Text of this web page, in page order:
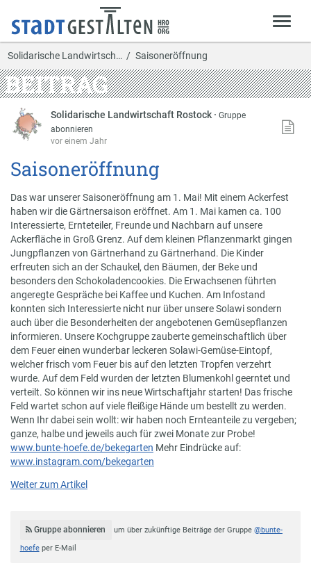
Solidarische Landwirtsch… Saisoneröffnung
BEITRAG
Solidarische Landwirtschaft Rostock ·Gruppe
abonnieren
vor einem Jahr
Saisoneröffnung
Das war unserer Saisoneröffnung am 1. Mai! Mit einem Ackerfest
haben wir die Gärtnersaison eröffnet. Am 1. Mai kamen ca. 100
Interessierte, Ernteteiler, Freunde und Nachbarn auf unsere
Ackerfläche in Groß Grenz. Auf dem kleinen Pflanzenmarkt gingen
Jungpflanzen von Gärtnerhand zu Gärtnerhand. Die Kinder
erfreuten sich an der Schaukel, den Bäumen, der Beke und
besonders den Schokoladencookies. Die Erwachsenen führten
angeregte Gespräche bei Kaffee und Kuchen. Am Infostand
konnten sich Interessierte nicht nur über unsere Solawi sondern
auch über die Besonderheiten der angebotenen Gemüsepflanzen
informieren. Unsere Kochgruppe zauberte gemeinschaftlich über
dem Feuer einen wunderbar leckeren Solawi-Gemüse-Eintopf,
welcher frisch vom Feuer bis auf den letzten Tropfen verzehrt
wurde. Auf dem Feld wurden der letzten Blumenkohl geerntet und
verteilt. So können wir ins neue Wirtschaftjahr starten! Das frische
Feld wartet schon auf viele fleißige Hände um bestellt zu werden.
Wenn Ihr dabei sein wollt: wir haben noch Ernteanteile zu vergeben;
ganze, halbe und jeweils auch für zwei Monate zur Probe!
www.bunte-hoefe.de/bekegarten Mehr Eindrücke auf:
www.instagram.com/bekegarten
Weiter zum Artikel
Gruppe abonnieren um über zukünftige Beiträge der Gruppe @bunte-
hoefeper E-Mail